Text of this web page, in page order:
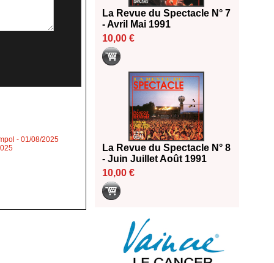
- 01/08/2025
La Revue du Spectacle N° 7
- Avril Mai 1991
10,00 €
La Revue du Spectacle N° 8
- Juin Juillet Août 1991
10,00 €